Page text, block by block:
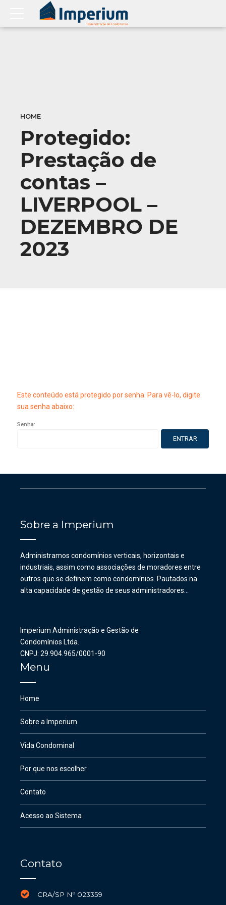
HOME
Protegido:
Prestação de
contas –
LIVERPOOL –
DEZEMBRO DE
2023
Este conteúdo está protegido por senha. Para vê-lo, digite
sua senha abaixo:
Senha:
Sobre a Imperium
Administramos condomínios verticais, horizontais e
industriais, assim como associações de moradores entre
outros que se definem como condomínios. Pautados na
alta capacidade de gestão de seus administradores…
Imperium Administração e Gestão de
Condomínios Ltda.
CNPJ: 29.904.965/0001-90
Menu
Home
Sobre a Imperium
Vida Condominal
Por que nos escolher
Contato
Acesso ao Sistema
Contato
CRA/SP Nº 023359